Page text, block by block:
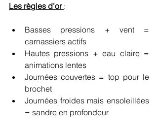
Les règles d’or :
Basses pressions + vent =
carnassiers actifs
Hautes pressions + eau claire =
animations lentes
Journées couvertes = top pour le
brochet
Journées froides mais ensoleillées
= sandre en profondeur